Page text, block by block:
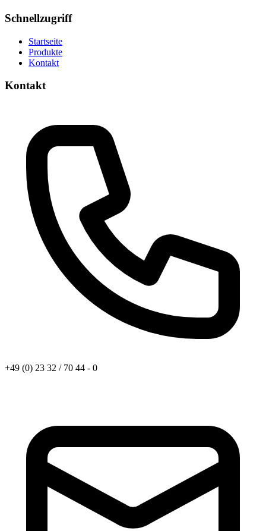
Schnellzugriff
Startseite
Produkte
Kontakt
Kontakt
+49 (0) 23 32 / 70 44 - 0